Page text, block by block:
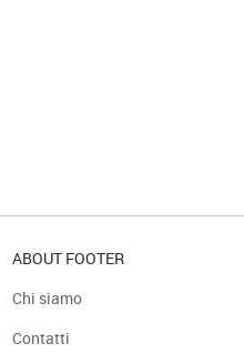
ABOUT FOOTER
Chi siamo
Contatti